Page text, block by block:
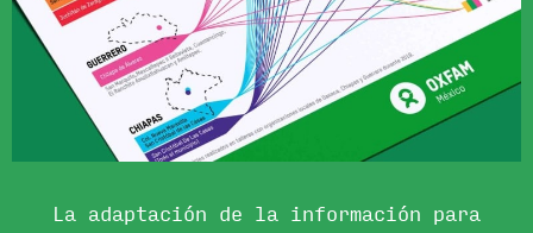
La adaptación de la información para